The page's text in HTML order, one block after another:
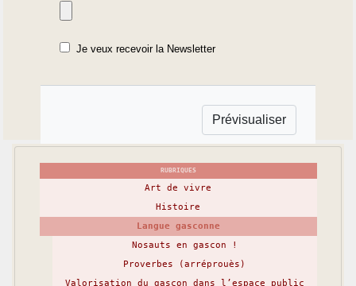
Je veux recevoir la Newsletter
RUBRIQUES
Art de vivre
Histoire
Langue gasconne
Nosauts en gascon !
Proverbes (arréprouès)
Valorisation du gascon dans l’espace public